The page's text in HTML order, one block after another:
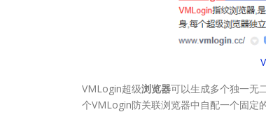
VMLogin超级浏览器可以生成多个独一无
个VMLogin防关联浏览器中自配一个固定